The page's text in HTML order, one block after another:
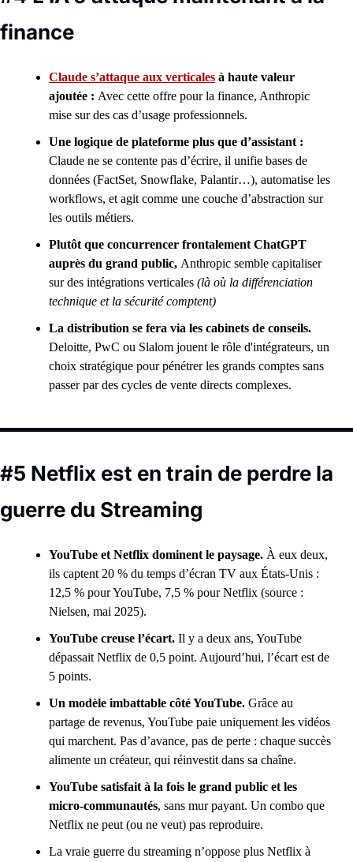
finance
Claude s’attaque aux verticales à haute valeur
ajoutée : Avec cette offre pour la finance, Anthropic
mise sur des cas d’usage professionnels.
Claude ne se contente pas d’écrire, il unifie bases de
données (FactSet, Snowflake, Palantir…), automatise les
workflows, et agit comme une couche d’abstraction sur
les outils métiers.
Plutôt que concurrencer frontalement ChatGPT
auprès du grand public, Anthropic semble capitaliser
sur des intégrations verticales (là où la différenciation
technique et la sécurité comptent)
Deloitte, PwC ou Slalom jouent le rôle d'intégrateurs, un
choix stratégique pour pénétrer les grands comptes sans
passer par des cycles de vente directs complexes.
#5 Netflix est en train de perdre la
guerre du Streaming
YouTube et Netflix dominent le paysage. À eux deux,
ils captent 20 % du temps d’écran TV aux États-Unis :
12,5 % pour YouTube, 7,5 % pour Netflix (source :
Nielsen, mai 2025).
YouTube creuse l’écart. Il y a deux ans, YouTube
dépassait Netflix de 0,5 point. Aujourd’hui, l’écart est de
5 points.
Un modèle imbattable côté YouTube. Grâce au
partage de revenus, YouTube paie uniquement les vidéos
qui marchent. Pas d’avance, pas de perte : chaque succès
alimente un créateur, qui réinvestit dans sa chaîne.
YouTube satisfait à la fois le grand public et les
micro-communautés, sans mur payant. Un combo que
Netflix ne peut (ou ne veut) pas reproduire.
La vraie guerre du streaming n’oppose plus Netflix à